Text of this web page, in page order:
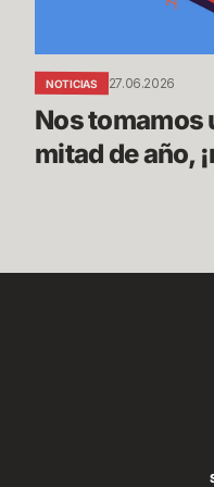
vemos
pronto!
NOTICIAS 27.06.2026
Nos tomamos
mitad de año,